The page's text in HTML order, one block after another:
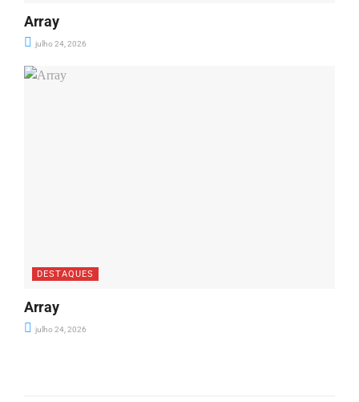
Array
julho 24, 2026
DESTAQUES
Array
julho 24, 2026